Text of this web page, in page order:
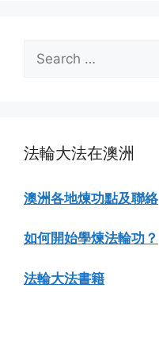
for:
法輪大法在澳洲
澳洲各地煉功點及聯絡
如何開始學煉法輪功？
法輪大法書籍